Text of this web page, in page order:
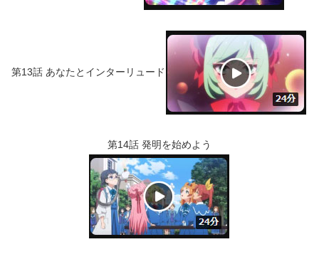
第13話 あなたとインターリュード
第14話 発明を始めよう